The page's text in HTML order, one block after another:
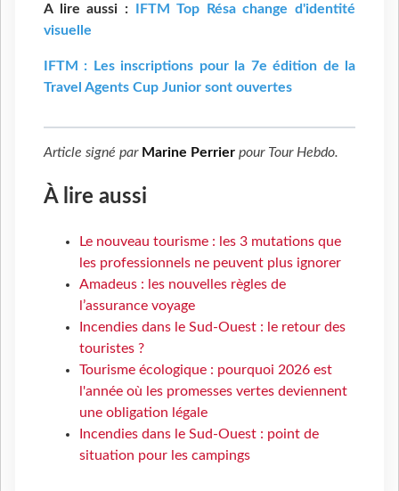
A lire aussi :
IFTM Top Résa change d'identité
visuelle
IFTM : Les inscriptions pour la 7e édition de la
Travel Agents Cup Junior sont ouvertes
Article signé par Marine Perrier pour Tour Hebdo.
À lire aussi
Le nouveau tourisme : les 3 mutations que
les professionnels ne peuvent plus ignorer
Amadeus : les nouvelles règles de
l’assurance voyage
Incendies dans le Sud-Ouest : le retour des
touristes ?
Tourisme écologique : pourquoi 2026 est
l'année où les promesses vertes deviennent
une obligation légale
Incendies dans le Sud-Ouest : point de
situation pour les campings